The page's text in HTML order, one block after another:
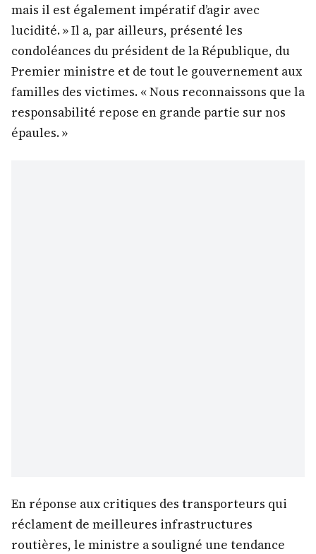
mais il est également impératif d’agir avec
lucidité. » Il a, par ailleurs, présenté les
condoléances du président de la République, du
Premier ministre et de tout le gouvernement aux
familles des victimes. « Nous reconnaissons que la
responsabilité repose en grande partie sur nos
épaules. »
En réponse aux critiques des transporteurs qui
réclament de meilleures infrastructures
routières, le ministre a souligné une tendance